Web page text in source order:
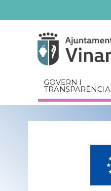
relacionats
GOVERN I
TRANSPARÈNCIA